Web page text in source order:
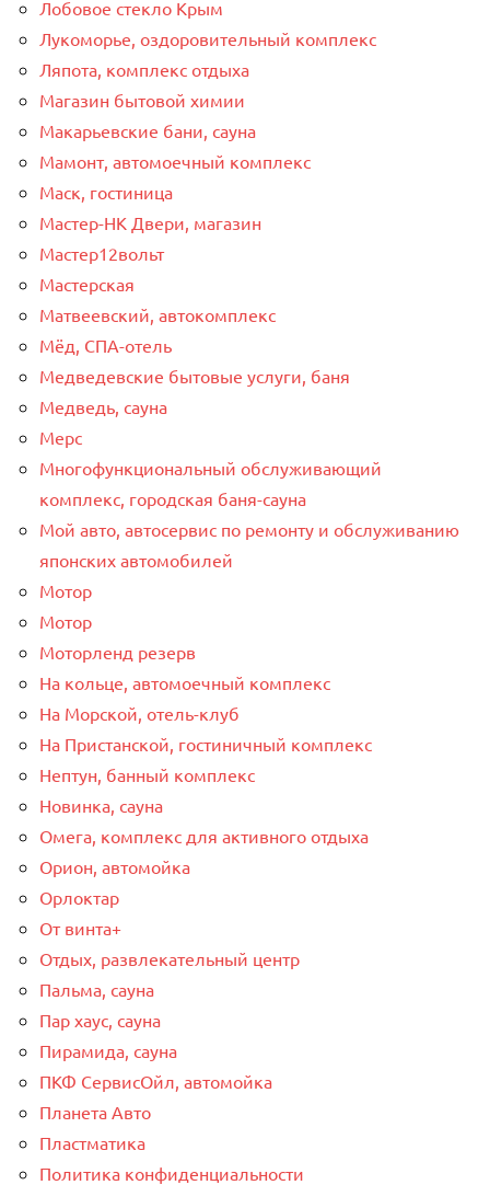
Лобовое стекло Крым
Лукоморье, оздоровительный комплекс
Ляпота, комплекс отдыха
Магазин бытовой химии
Макарьевские бани, сауна
Мамонт, автомоечный комплекс
Маск, гостиница
Мастер-НК Двери, магазин
Мастер12вольт
Мастерская
Матвеевский, автокомплекс
Мёд, СПА-отель
Медведевские бытовые услуги, баня
Медведь, сауна
Мерс
Многофункциональный обслуживающий
комплекс, ​городская баня-сауна
Мой авто, автосервис по ремонту и обслуживанию
японских автомобилей
Мотор
Мотор
Моторленд резерв
На кольце, автомоечный комплекс
На Морской, отель-клуб
На Пристанской, гостиничный комплекс
Нептун, банный комплекс
Новинка, сауна
Омега, комплекс для активного отдыха
Орион, автомойка
Орлоктар
От винта+
Отдых, развлекательный центр
Пальма, сауна
Пар хаус, сауна
Пирамида, сауна
ПКФ СервисОйл, автомойка
Планета Авто
Пластматика
Политика конфиденциальности